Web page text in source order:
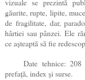
vizuale se prezintă
găurite, rupte, lipite,
de fragilitate, dar,
hârtiei sau pânzei. Ele
ce aşteaptă să fie
Date tehnice:
prefaţă, index şi surse.